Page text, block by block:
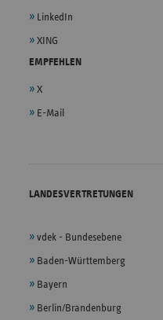
LinkedIn
XING
EMPFEHLEN
X
E-Mail
LANDESVERTRETUNGEN
vdek - Bundesebene
Baden-Württemberg
Bayern
Berlin/Brandenburg